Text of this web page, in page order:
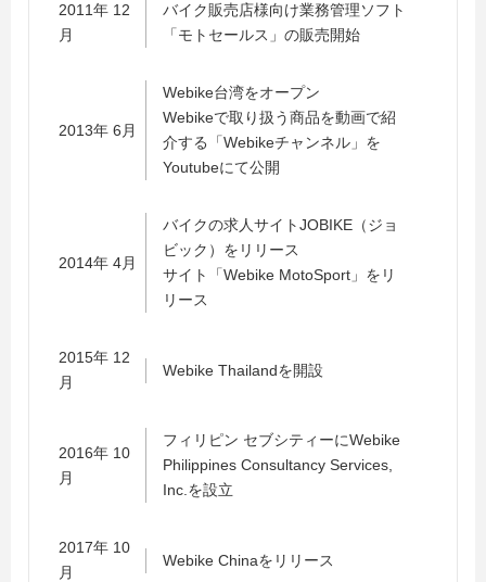
2011年 12
月
バイク販売店様向け業務管理ソフト
「モトセールス」の販売開始
2013年 6月
Webike台湾をオープン
Webikeで取り扱う商品を動画で紹
介する「Webikeチャンネル」を
Youtubeにて公開
2014年 4月
バイクの求人サイトJOBIKE（ジョ
ビック）をリリース
サイト「Webike MotoSport」をリ
リース
2015年 12
月
Webike Thailandを開設
2016年 10
月
フィリピン セブシティーにWebike
Philippines Consultancy Services,
Inc.を設立
2017年 10
月
Webike Chinaをリリース